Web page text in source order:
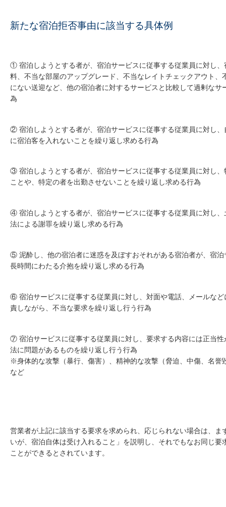
新たな宿泊拒否事由に該当する具体例
① 宿泊しようとする者が、宿泊サービスに従事する従業員に対し
料、不当な部屋のアップグレード、不当なレイトチェックアウト、
にない送迎など、他の宿泊者に対するサービスと比較して過剰な
為
② 宿泊しようとする者が、宿泊サービスに従事する従業員に対し
に宿泊客を入れないことを繰り返し求める行為
③ 宿泊しようとする者が、宿泊サービスに従事する従業員に対し
ことや、特定の者を出勤させないことを繰り返し求める行為
④ 宿泊しようとする者が、宿泊サービスに従事する従業員に対し
法による謝罪を繰り返し求める行為
⑤ 泥酔し、他の宿泊者に迷惑を及ぼすおそれがある宿泊者が、宿
長時間にわたる介抱を繰り返し求める行為
⑥ 宿泊サービスに従事する従業員に対し、対面や電話、メールな
責しながら、不当な要求を繰り返し行う行為
⑦ 宿泊サービスに従事する従業員に対し、要求する内容には正当
法に問題があるものを繰り返し行う行為
※身体的な攻撃（暴行、傷害）、精神的な攻撃（脅迫、中傷、名誉
など
営業者が上記に該当する要求を求められ、応じられない場合は、ま
いが、宿泊自体は受け入れること」を説明し、それでもなお同じ
ことができるとされています。